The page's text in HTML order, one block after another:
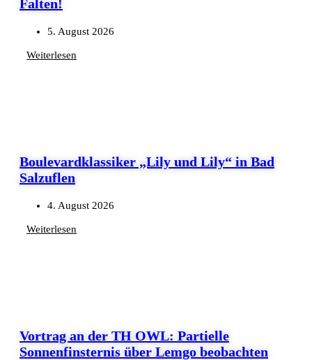
Falten!
5. August 2026
Weiterlesen
Boulevardklassiker „Lily und Lily“ in Bad
Salzuflen
4. August 2026
Weiterlesen
Vortrag an der TH OWL: Partielle
Sonnenfinsternis über Lemgo beobachten